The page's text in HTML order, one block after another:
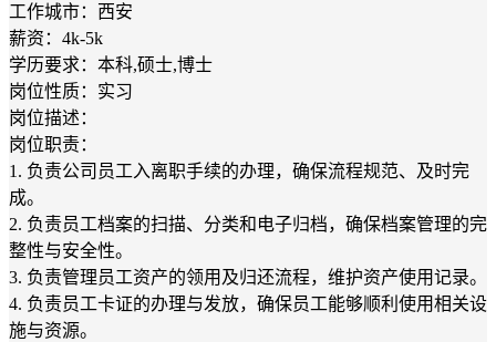
工作城市：西安
薪资：4k-5k
学历要求：本科,硕士,博士
岗位性质：实习
岗位描述：
岗位职责：
1. 负责公司员工入离职手续的办理，确保流程规范、及时完
成。
2. 负责员工档案的扫描、分类和电子归档，确保档案管理的完
整性与安全性。
3. 负责管理员工资产的领用及归还流程，维护资产使用记录。
4. 负责员工卡证的办理与发放，确保员工能够顺利使用相关设
施与资源。